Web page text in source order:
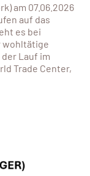
am 07.06.2026
auf das
es bei
wohltätige
der Lauf im
Trade Center,